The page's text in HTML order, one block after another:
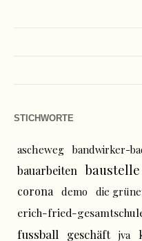
STICHWORTE
ascheweg bandwirker-
bauarbeiten baustelle
corona
demo die
erich-fried-
fussball geschäft jva